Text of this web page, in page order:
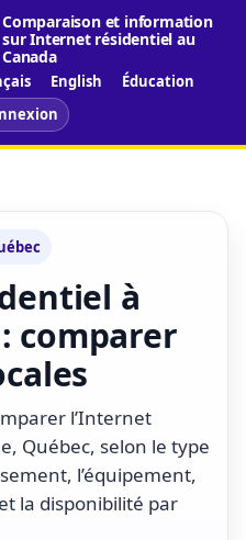
Comparaison et information
sur Internet résidentiel au
Canada
English
Éducation
à
comparer
l’Internet
Québec, selon le type
l’équipement,
la disponibilité par